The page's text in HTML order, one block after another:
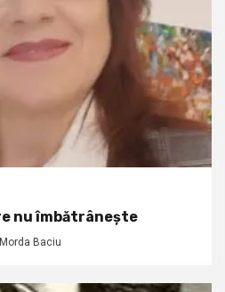
nu îmbătrânește
Baciu